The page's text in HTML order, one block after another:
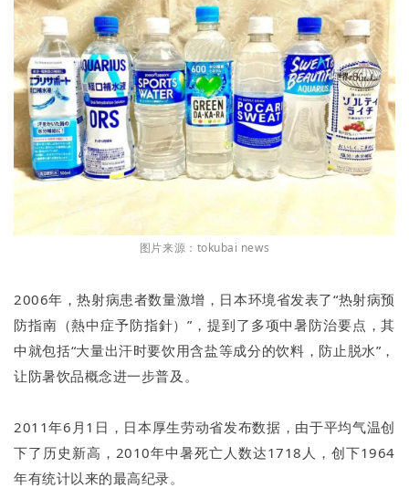
图片来源：tokubai news
2006年，热射病患者数量激增，日本环境省发表了“热射病预
防指南（熱中症予防指針）”，提到了多项中暑防治要点，其
中就包括“大量出汗时要饮用含盐等成分的饮料，防止脱水”，
让防暑饮品概念进一步普及。
2011年6月1日，日本厚生劳动省发布数据，由于平均气温创
下了历史新高，2010年中暑死亡人数达1718人，创下1964
年有统计以来的最高纪录。